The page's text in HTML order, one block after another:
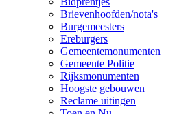
Brievenhoofden/nota's
Burgemeesters
Ereburgers
Gemeentemonumenten
Gemeente Politie
Rijksmonumenten
Hoogste gebouwen
Reclame uitingen